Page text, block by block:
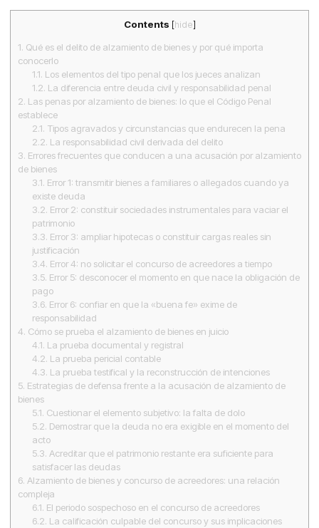
Contents [hide]
1. Qué es el delito de alzamiento de bienes y por qué importa
conocerlo
1.1. Los elementos del tipo penal que los jueces analizan
1.2. La diferencia entre deuda civil y responsabilidad penal
2. Las penas por alzamiento de bienes: lo que el Código Penal
establece
2.1. Tipos agravados y circunstancias que endurecen la pena
2.2. La responsabilidad civil derivada del delito
3. Errores frecuentes que conducen a una acusación por alzamiento
de bienes
3.1. Error 1: transmitir bienes a familiares o allegados cuando ya
existe deuda
3.2. Error 2: constituir sociedades instrumentales para vaciar el
patrimonio
3.3. Error 3: ampliar hipotecas o constituir cargas reales sin
justificación
3.4. Error 4: no solicitar el concurso de acreedores a tiempo
3.5. Error 5: desconocer el momento en que nace la obligación de
pago
3.6. Error 6: confiar en que la «buena fe» exime de
responsabilidad
4. Cómo se prueba el alzamiento de bienes en juicio
4.1. La prueba documental y registral
4.2. La prueba pericial contable
4.3. La prueba testifical y la reconstrucción de intenciones
5. Estrategias de defensa frente a la acusación de alzamiento de
bienes
5.1. Cuestionar el elemento subjetivo: la falta de dolo
5.2. Demostrar que la deuda no era exigible en el momento del
acto
5.3. Acreditar que el patrimonio restante era suficiente para
satisfacer las deudas
6. Alzamiento de bienes y concurso de acreedores: una relación
compleja
6.1. El periodo sospechoso en el concurso de acreedores
6.2. La calificación culpable del concurso y sus implicaciones